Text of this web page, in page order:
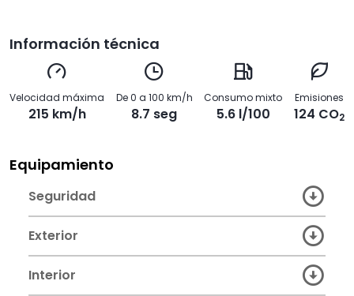
Información técnica
Velocidad máxima
215 km/h
De 0 a 100 km/h
8.7 seg
Consumo mixto
5.6 l/100
Emisiones
124 CO2
Equipamiento
Seguridad
Exterior
Interior